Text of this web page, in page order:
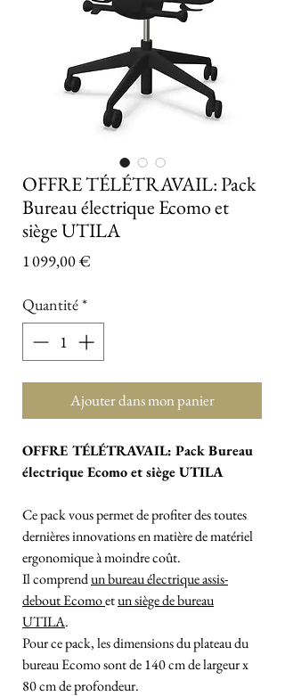
OFFRE TÉLÉTRAVAIL: Pack
Bureau électrique Ecomo et
siège UTILA
1 099,00 €
Quantité*
Ajouter dans mon panier
OFFRE TÉLÉTRAVAIL: Pack Bureau
électrique Ecomo et siège UTILA
Ce pack vous permet de profiter des toutes
dernières innovations en matière de matériel
ergonomique à moindre coût.
Il comprendun bureau électrique assis-
debout Ecomoetun siège de bureau
UTILA.
Pour ce pack, les dimensions du plateau du
bureau Ecomo sont de 140 cm de largeur x
80 cm de profondeur.